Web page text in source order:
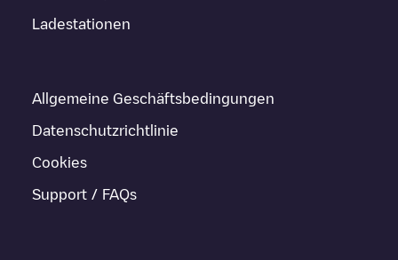
Ladestationen
Allgemeine Geschäftsbedingungen
Datenschutzrichtlinie
Cookies
Support / FAQs